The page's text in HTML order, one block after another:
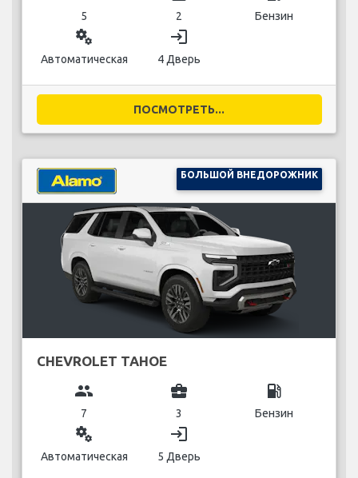
5 2 Бензин
miscellaneous_services
Автоматическая
login
4 Дверь
ПОСМОТРЕТЬ...
БОЛЬШОЙ ВНЕДОРОЖНИК
CHEVROLET TAHOE
group
7
business_center
3
local_gas_station
Бензин
miscellaneous_services
Автоматическая
login
5 Дверь